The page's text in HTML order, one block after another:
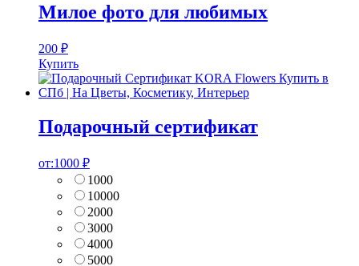
Милое фото для любимых
200 ₽
Купить
Подарочный сертификат
от:1000 ₽
1000
10000
2000
3000
4000
5000